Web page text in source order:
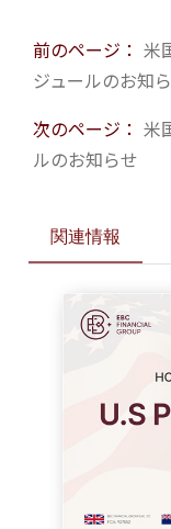
前のページ： 米
ジュールのお知
次のページ： 米
ルのお知らせ
関連情報